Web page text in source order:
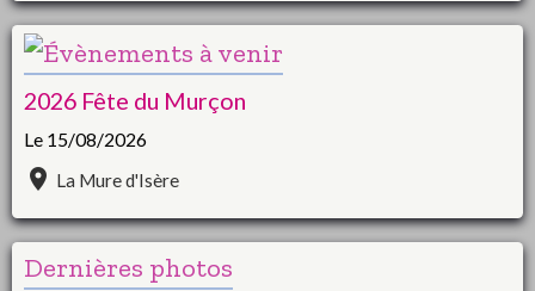
2026 Fête du Murçon
Le 15/08/2026
La Mure d'Isère
Dernières photos